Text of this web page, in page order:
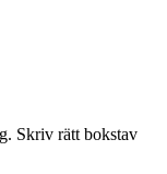
Skriv rätt bokstav